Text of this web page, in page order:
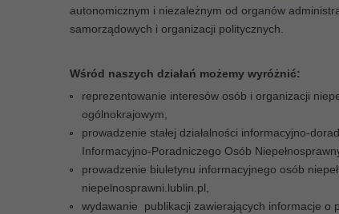
Każdego dnia ok. 150
zmienia pieluchomajtki.
i urągających godności
ratunek ich godności.
CZYTAJ WIĘCEJ
autonomicznym i niezależnym od organów
samorządowych i organizacji politycznych.
Wśród naszych działań możemy wyróżnić:
reprezentowanie interesów osób i organizacji
ogólnokrajowym,
prowadzenie stałej działalności informacyjno-
Informacyjno-Poradniczego Osób
prowadzenie biuletynu informacyjnego osób
niepelnosprawni.lublin.pl,
wydawanie publikacji zawierających informacje o